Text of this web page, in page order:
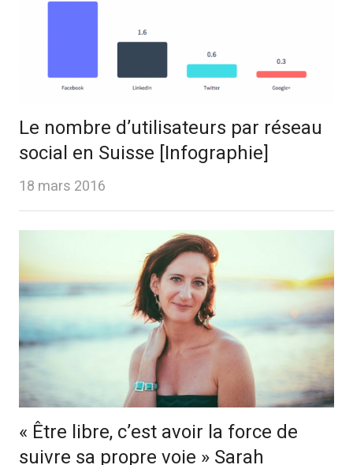
Le nombre d’utilisateurs par réseau
social en Suisse [Infographie]
18 mars 2016
« Être libre, c’est avoir la force de
suivre sa propre voie » Sarah